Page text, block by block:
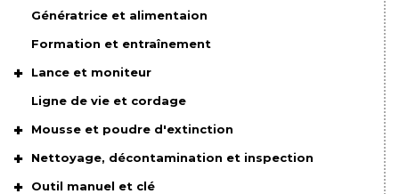
Génératrice et alimentaion
Formation et entraînement
Lance et moniteur
Ligne de vie et cordage
Mousse et poudre d'extinction
Nettoyage, décontamination et inspection
Outil manuel et clé